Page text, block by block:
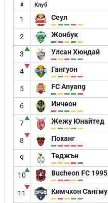
# Клуб
1 Сеул
2 Жонбук
3
▲ Улсан Хюндай
4
▼ Гангуон
5 FC Anyang
6 Инчеон
7
▲ Жежу Юнайтед
8
▼ Поханг
9 Теджън
10
▲ Bucheon FC 1995
11
▼ Кимчхон Сангму